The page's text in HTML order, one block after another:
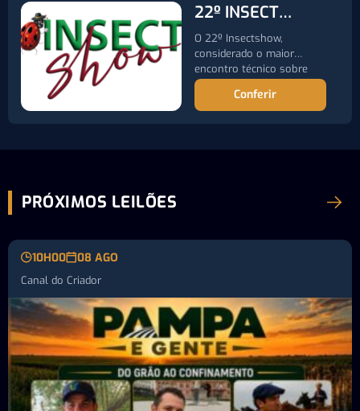
22º INSECT
SHOW
O 22º Insectshow,
considerado o maior
encontro técnico sobre
controle de pragas…
Conferir
PRÓXIMOS LEILÕES
10H00 08 AGO
Canal do Criador